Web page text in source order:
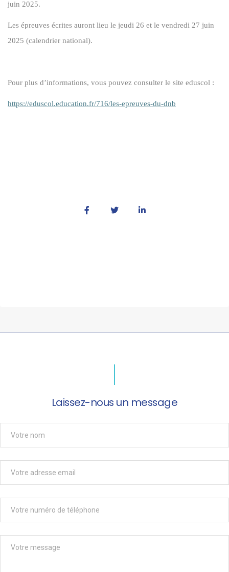
juin 2025.
Les épreuves écrites auront lieu le jeudi 26 et le vendredi 27 juin
2025 (calendrier national).
Pour plus d’informations, vous pouvez consulter le site eduscol :
https://eduscol.education.fr/716/les-epreuves-du-dnb
Laissez-nous un message